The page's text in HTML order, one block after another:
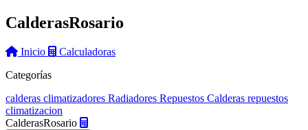
CalderasRosario
Inicio
Calculadoras
Categorías
calderas climatizadores Radiadores Repuestos Calderas repuestos
climatizacion
CalderasRosario